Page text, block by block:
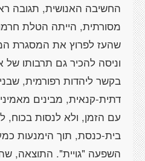
החשיבה האנושית, תגובה
מסורתית, הייתה הטלת
שהעז לפרוץ את המסגרת
וניסה להכיר גם תרבותו
בקשר ליהדות רפורמית,
דתית-קנאית, מבינים
עם הזמן, ולא לנסות בכוח,
בית-כנסת, תוך הימנעות
השפעה "גויית". התוצאה,